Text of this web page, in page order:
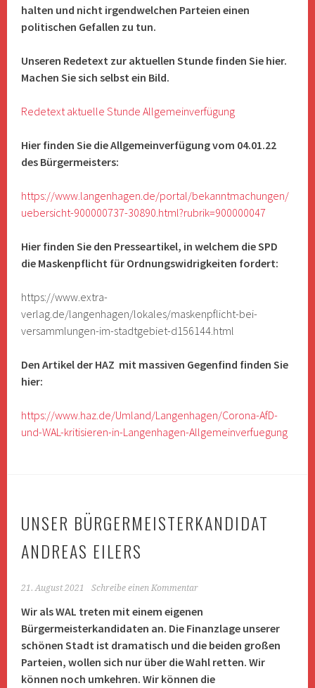
halten und nicht irgendwelchen Parteien einen
politischen Gefallen zu tun.
Unseren Redetext zur aktuellen Stunde finden Sie hier.
Machen Sie sich selbst ein Bild.
Redetext aktuelle Stunde Allgemeinverfügung
Hier finden Sie die Allgemeinverfügung vom 04.01.22
des Bürgermeisters:
https://www.langenhagen.de/portal/bekanntmachungen/
uebersicht-900000737-30890.html?rubrik=900000047
Hier finden Sie den Presseartikel, in welchem die SPD
die Maskenpflicht für Ordnungswidrigkeiten fordert:
https://www.extra-
verlag.de/langenhagen/lokales/maskenpflicht-bei-
versammlungen-im-stadtgebiet-d156144.html
Den Artikel der HAZ mit massiven Gegenfind finden Sie
hier:
https://www.haz.de/Umland/Langenhagen/Corona-AfD-
und-WAL-kritisieren-in-Langenhagen-Allgemeinverfuegung
UNSER BÜRGERMEISTERKANDIDAT
ANDREAS EILERS
21. August 2021 Schreibe einen Kommentar
Wir als WAL treten mit einem eigenen
Bürgermeisterkandidaten an. Die Finanzlage unserer
schönen Stadt ist dramatisch und die beiden großen
Parteien, wollen sich nur über die Wahl retten. Wir
können noch umkehren. Wir können die